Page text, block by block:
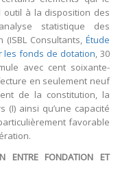
outil à la disposition des
statistique des
Consultants, Étude
les fonds de dotation, 30
avec cent soixante-
en seulement neuf
de la constitution, la
ainsi qu’une capacité
favorable
ENTRE FONDATION ET